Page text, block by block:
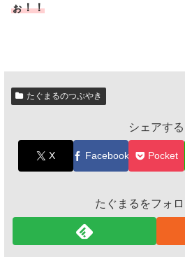
ぉ！！
たぐまるのつぶやき
シェアする
X Facebook Pocket
たぐまるをフォ